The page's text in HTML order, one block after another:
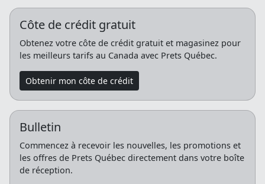
Côte de crédit gratuit
Obtenez votre côte de crédit gratuit et magasinez pour
les meilleurs tarifs au Canada avec Prets Québec.
Obtenir mon côte de crédit
Bulletin
Commencez à recevoir les nouvelles, les promotions et
les offres de Prets Québec directement dans votre boîte
de réception.